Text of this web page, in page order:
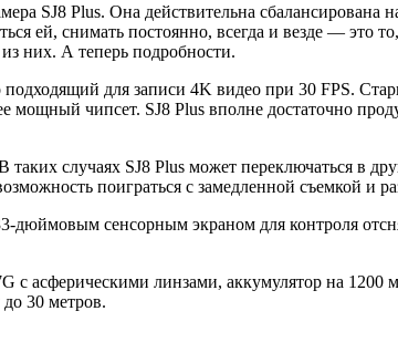
SJ8 Plus. Она действительна сбалансирована
ей, снимать постоянно, всегда и везде — это
них. А теперь подробности.
для записи 4K видео при 30 FPS.
мощный чипсет. SJ8 Plus вполне достаточно
таких случаях SJ8 Plus может переключаться в
поиграться с замедленной съемкой и
дюймовым сенсорным экраном для контроля
с асферическими линзами, аккумулятор на
30 метров.